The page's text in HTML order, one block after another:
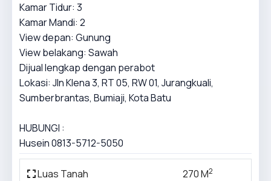
Kamar Tidur: 3
Kamar Mandi: 2
View depan: Gunung
View belakang: Sawah
Dijual lengkap dengan perabot
Lokasi: Jln Klena 3, RT 05, RW 01, Jurangkuali,
Sumberbrantas, Bumiaji, Kota Batu
HUBUNGI :
Husein 0813-5712-5050
Luas Tanah 270 M2